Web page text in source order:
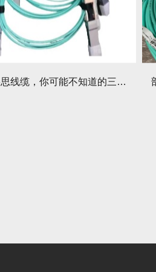
关于迈络思线缆，你可能不知道的三件事：有哪些独特技术？